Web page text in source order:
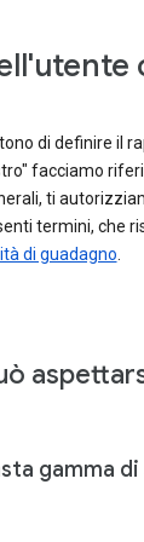
di definire il
facciamo
ti
termini, che
di guadagno.
gamma